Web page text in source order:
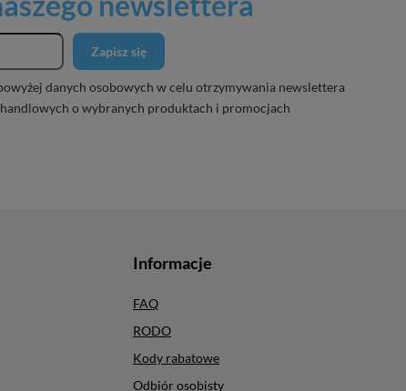
Zapisz się
danych osobowych w celu otrzymywania newslettera
o wybranych produktach i promocjach
Informacje
FAQ
RODO
Kody rabatowe
Odbiór osobisty